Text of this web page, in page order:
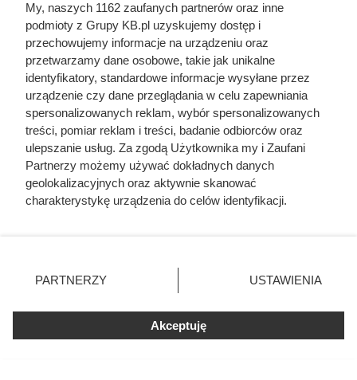
Nie harówka była najgorsza.
Prawdziwy koszmar chłopek
zaczynał się po zamknięciu drzwi
domu
My, naszych 1162 zaufanych partnerów oraz inne
podmioty z Grupy KB.pl uzyskujemy dostęp i
przechowujemy informacje na urządzeniu oraz
przetwarzamy dane osobowe, takie jak unikalne
identyfikatory, standardowe informacje wysyłane przez
urządzenie czy dane przeglądania w celu zapewniania
spersonalizowanych reklam, wybór spersonalizowanych
treści, pomiar reklam i treści, badanie odbiorców oraz
ulepszanie usług. Za zgodą Użytkownika my i Zaufani
Partnerzy możemy używać dokładnych danych
geolokalizacyjnych oraz aktywnie skanować
charakterystykę urządzenia do celów identyfikacji.
zmienić/wycofać klikając przycisk ustawień prywatności
znajdujący się w lewym dolnym rogu strony. Niektóre
użytkownika, ale masz prawo sprzeciwić się takiemu
przetwarzaniu. Preferencje będą miały zastosowania tylko
PARTNERZY USTAWIENIA
Akceptuję